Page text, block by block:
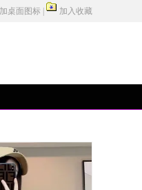
桌面图标 加入收藏